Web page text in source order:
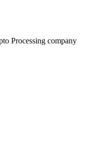
Processing company